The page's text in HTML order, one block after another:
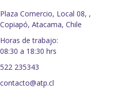
Plaza Comercio, Local 08, ,
Copiapó, Atacama, Chile
Horas de trabajo:
08:30 a 18:30 hrs
522 235343
contacto@atp.cl